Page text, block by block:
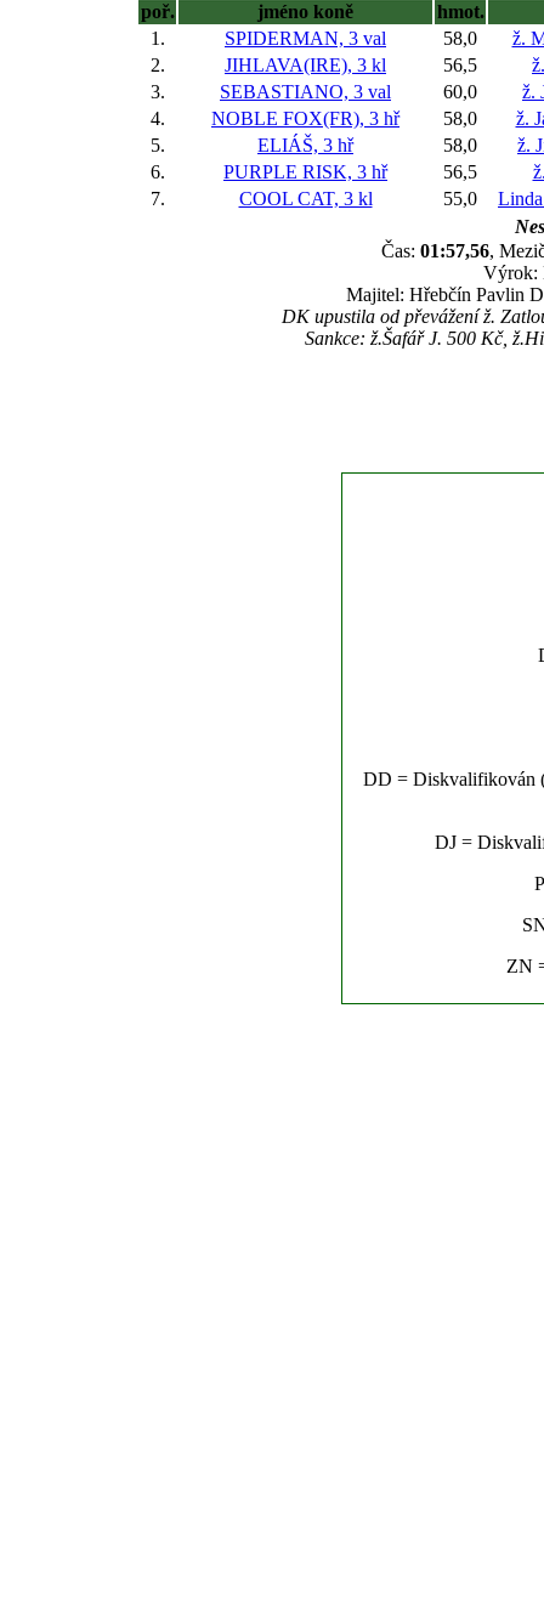
poř. jméno koně
hmot.
1.
SPIDERMAN, 3 val 58,0
ž.
2.
JIHLAVA(IRE), 3 kl 56,5
3.
SEBASTIANO, 3 val 60,0
ž.
4.
NOBLE FOX(FR), 3 hř 58,0
ž.
5.
ELIÁŠ, 3 hř 58,0
ž.
6.
PURPLE RISK, 3 hř 56,5
7.
COOL CAT, 3 kl 55,0
Čas: 01:57,56,
Výrok:
Majitel: Hřebčín Pavlin
DK upustila od převážení ž.
Sankce: ž.Šafář J. 500 Kč,
DD = Diskvalifikován
DJ =
ZN